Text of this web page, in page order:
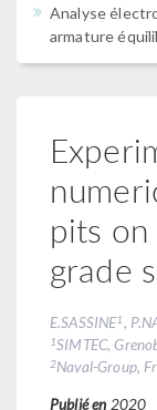
Analyse
armature
pits
grade
E.SASSINE1,
1SIMTEC,
2Naval-Group,
Publié en 2020